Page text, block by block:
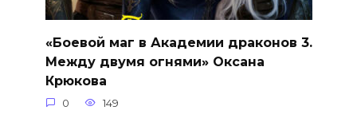
«Боевой маг в Академии драконов 3.
Между двумя огнями» Оксана
Крюкова
0 149